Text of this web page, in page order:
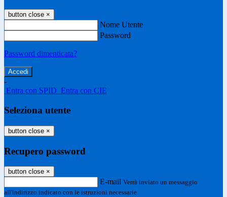
button close ×
Nome Utente
Password
Password dimenticata?
-
Entra con SPID Entra con CIE
Seleziona utente
button close ×
Recupero password
button close ×
E-mail Verrà inviato un messaggio
all'indirizzo indicato con le istruzioni necessarie.